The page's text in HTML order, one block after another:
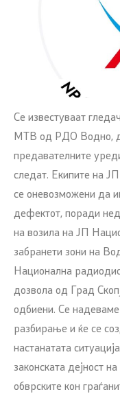
Се известуваат
МТВ од РДО Водно,
предавателните
следат. Екипите на
се оневозможени да
дефектот, поради
на возила на ЈП
забранети зони на
Национална
дозвола од Град
одбиени. Се
разбирање и ќе се
настанатата
законската дејност
обврските кон